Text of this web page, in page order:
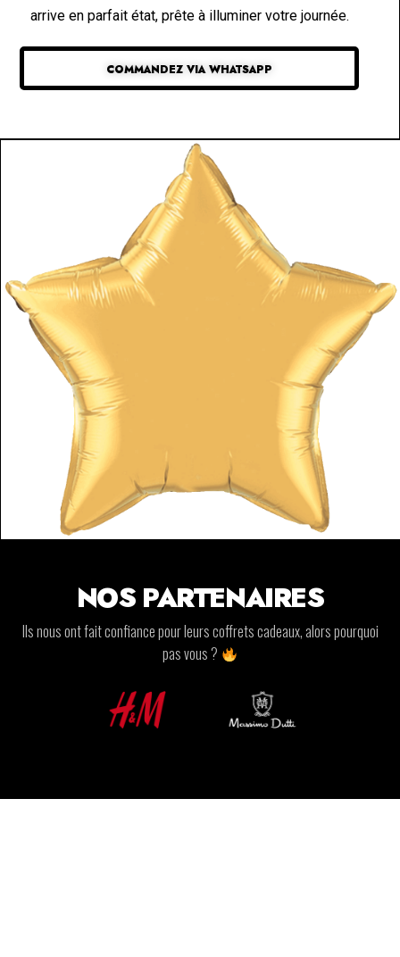
arrive en parfait état, prête à illuminer votre journée.
COMMANDEZ VIA WHATSAPP
NOS PARTENAIRES
Ils nous ont fait confiance pour leurs coffrets cadeaux, alors pourquoi
pas vous ?